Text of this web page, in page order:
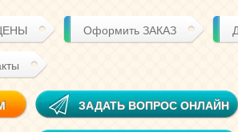
Оформить ЗАКАЗ
ЗАДАТЬ ВОПРОС ОНЛАЙН